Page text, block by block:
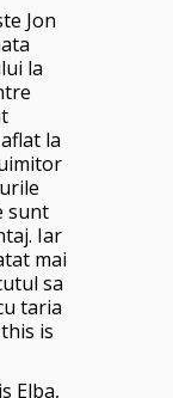
Jon
la
la
sunt
Iar
mai
sa
taria
is
Elba,